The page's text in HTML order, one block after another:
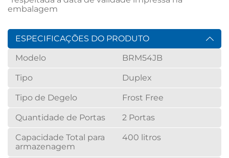
embalagem
ESPECIFICAÇÕES DO PRODUTO
Modelo
BRM54JB
Tipo Duplex
Tipo de Degelo Frost Free
Quantidade de Portas 2 Portas
Capacidade Total para
armazenagem
400 litros